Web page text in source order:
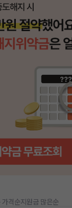
가격순지원금 많은순